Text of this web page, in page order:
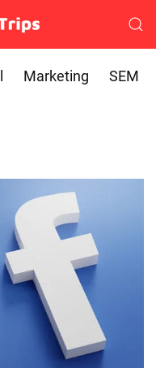
Marketing SEM